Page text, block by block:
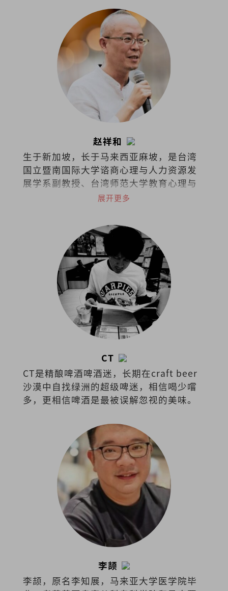
赵祥和
生于新加坡，长于马来西亚麻坡，是台湾
国立暨南国际大学谘商心理与人力资源发
展学系副教授、台湾师范大学教育心理与
辅导学系博士，也是一名谘商心理师。
展开更多
CT
CT是精酿啤酒啤酒迷，长期在craft beer
沙漠中自找绿洲的超级啤迷，相信喝少嚐
多，更相信啤酒是最被误解忽视的美味。
李颉
李颉，原名李知展，马来亚大学医学院毕